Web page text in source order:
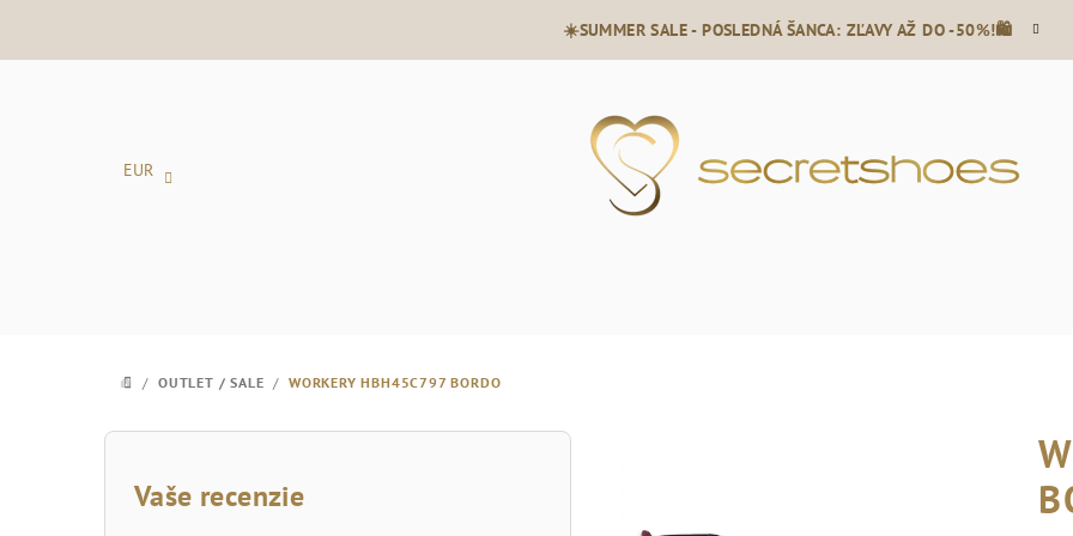
☀️SUMMER SALE - POSLEDNÁ ŠANCA: ZĽAVY AŽ DO -50%!🛍️
EUR
DOMOV
/ OUTLET / SALE / WORKERY HBH45C797 BORDO
B
Vaše recenzie